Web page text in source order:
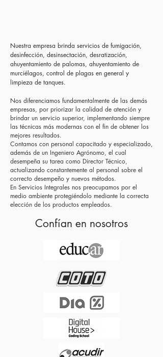
Nuestra empresa brinda servicios de fumigación,
desinfección, desinsectación, desratización,
ahuyentamiento de palomas, ahuyentamiento de
murciélagos, control de plagas en general y
limpieza de tanques.
Nos diferenciamos fundamentalmente de las demás
empresas, por priorizar la calidad de atención y
brindar un servicio superior, implementando siempre
las técnicas más modernas con el fin de obtener los
mejores resultados.
Contamos con personal capacitado y especializado,
además de un Ingeniero Agrónomo, el cual
desempeña su tarea como Director Técnico,
actualizando constantemente al personal sobre el
correcto desempeño y nuevos métodos.
En Servicios Integrales nos preocupamos por el
medio ambiente protegiéndolo mediante la correcta
elección de los productos empleados.
Confían en nosotros